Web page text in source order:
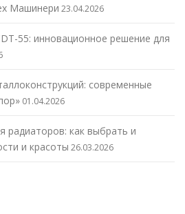
Машинери 23.04.2026
55: инновационное решение для
современные
01.04.2026
радиаторов: как выбрать и
и красоты 26.03.2026